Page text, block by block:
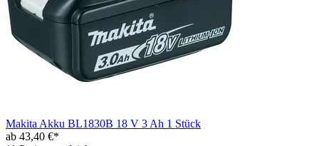
Makita Akku BL1830B 18 V 3 Ah 1 Stück
ab 43,40 €*